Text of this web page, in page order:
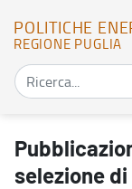
POLITICHE
REGIONE PUGLIA
Pubblicazione FAQ
selezione